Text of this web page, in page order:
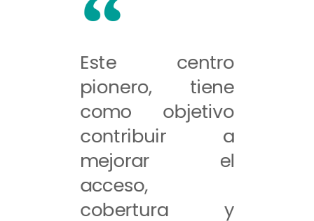
Este centro
pionero, tiene
como objetivo
contribuir a
mejorar el
acceso,
cobertura y